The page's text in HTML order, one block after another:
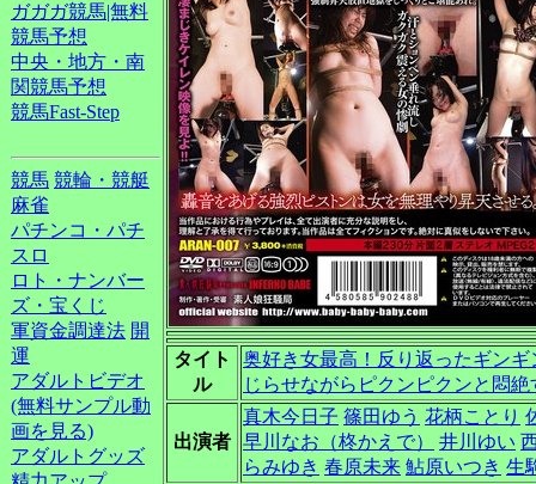
ガガガ競馬|無料
競馬予想
中央・地方・南
関競馬予想
競馬Fast-Step
競馬 競輪・競艇
麻雀
パチンコ・パチ
スロ
ロト・ナンバー
ズ・宝くじ
軍資金調達法 開
運
アダルトビデオ
(無料サンプル動
画を見る)
アダルトグッズ
タイト
ル
奥好き女最高！反り返ったギン
じらせながらピクンピクンと悶絶
出演者
真木今日子 篠田ゆう 花柄ことり
早川なお（柊かえで）
井川ゆい
らみゆき 春原未来 鮎原いつき 生